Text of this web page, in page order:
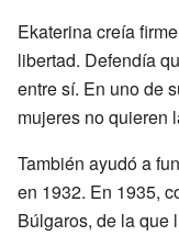
Ekaterina creía
libertad. Defendía
entre sí. En uno de
mujeres no quieren
También ayudó a
en 1932. En 1935,
Búlgaros, de la que